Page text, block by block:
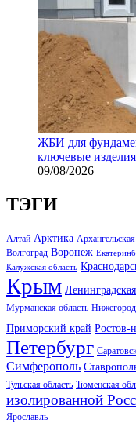
ЖБИ для
ключевые изделия
09/08/2026
ТЭГИ
Алтай Арктика
Волгоград Воронеж
Калужская область
Крым
Мурманская область
Приморский край Ростов-
Петербург
Симферополь
Тульская область Тюменская
изолированной
Ярославль